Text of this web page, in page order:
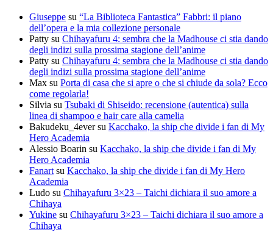
Giuseppe su “La Biblioteca Fantastica” Fabbri: il piano
dell’opera e la mia collezione personale
Patty su Chihayafuru 4: sembra che la Madhouse ci stia dando
degli indizi sulla prossima stagione dell’anime
Patty su Chihayafuru 4: sembra che la Madhouse ci stia dando
degli indizi sulla prossima stagione dell’anime
Max su Porta di casa che si apre o che si chiude da sola? Ecco
come regolarla!
Silvia su Tsubaki di Shiseido: recensione (autentica) sulla
linea di shampoo e hair care alla camelia
Bakudeku_4eversu Kacchako, la ship che divide i fan di My
Hero Academia
Alessio Boarin su Kacchako, la ship che divide i fan di My
Hero Academia
Fanart su Kacchako, la ship che divide i fan di My Hero
Academia
Ludo su Chihayafuru 3×23 – Taichi dichiara il suo amore a
Chihaya
Yukine su Chihayafuru 3×23 – Taichi dichiara il suo amore a
Chihaya